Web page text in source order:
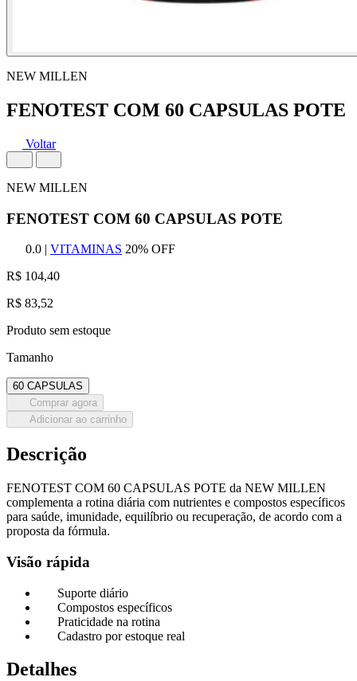
NEW MILLEN
FENOTEST COM 60 CAPSULAS POTE
Voltar
NEW MILLEN
FENOTEST COM 60 CAPSULAS POTE
0.0 | VITAMINAS 20% OFF
R$ 104,40
R$ 83,52
Produto sem estoque
Tamanho
60 CAPSULAS
Comprar agora
Adicionar ao carrinho
Descrição
FENOTEST COM 60 CAPSULAS POTE da NEW MILLEN
complementa a rotina diária com nutrientes e compostos específicos
para saúde, imunidade, equilíbrio ou recuperação, de acordo com a
proposta da fórmula.
Visão rápida
Suporte diário
Compostos específicos
Praticidade na rotina
Cadastro por estoque real
Detalhes